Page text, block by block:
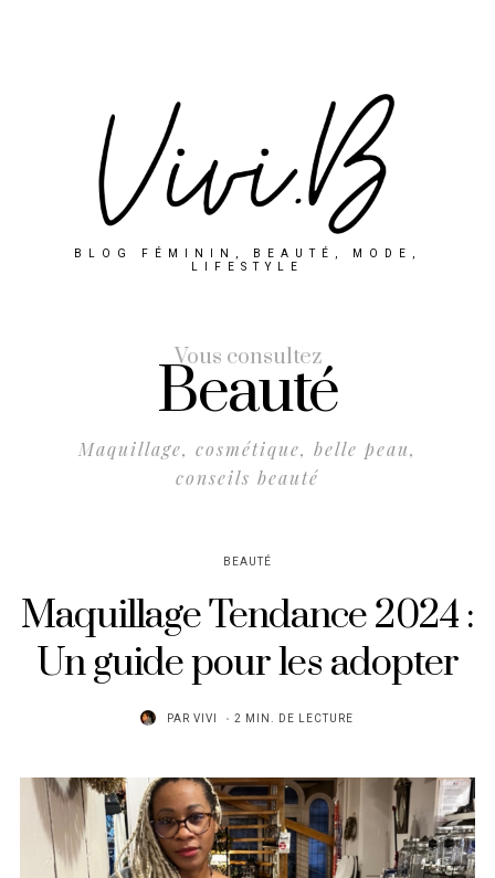
BLOG FÉMININ, BEAUTÉ, MODE,
LIFESTYLE
Vous consultez
Beauté
Maquillage, cosmétique, belle peau,
conseils beauté
BEAUTÉ
Maquillage Tendance 2024 :
Un guide pour les adopter
PAR VIVI 2 MIN. DE LECTURE